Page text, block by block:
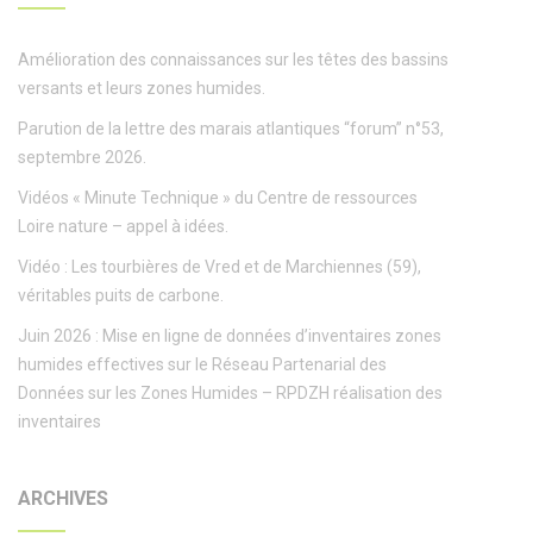
Amélioration des connaissances sur les têtes des bassins
versants et leurs zones humides.
Parution de la lettre des marais atlantiques “forum” n°53,
septembre 2026.
Vidéos « Minute Technique » du Centre de ressources
Loire nature – appel à idées.
Vidéo : Les tourbières de Vred et de Marchiennes (59),
véritables puits de carbone.
Juin 2026 : Mise en ligne de données d’inventaires zones
humides effectives sur le Réseau Partenarial des
Données sur les Zones Humides – RPDZH réalisation des
inventaires
ARCHIVES